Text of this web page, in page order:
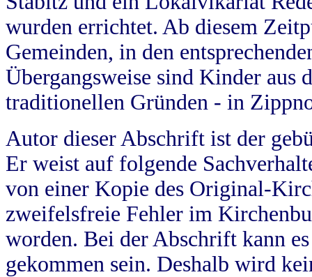
wurden errichtet. Ab diesem
Gemeinden, in den
Übergangsweise sind Kinder aus
traditionellen Gründen - in
Autor dieser Abschrift ist der
Er weist auf folgende
von einer Kopie des Original-
zweifelsfreie Fehler im
worden. Bei der Abschrift kann
gekommen sein. Deshalb wird